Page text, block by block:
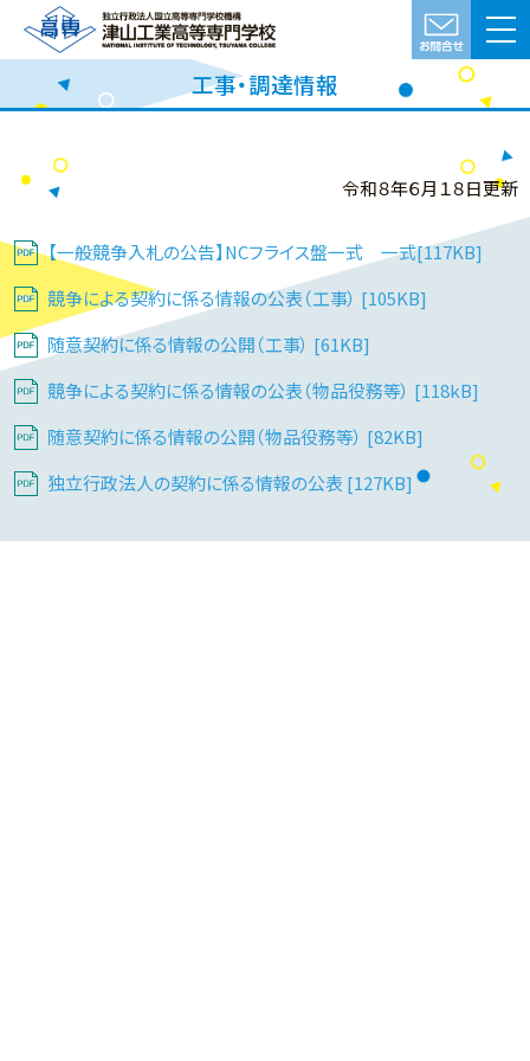
工事・調達情報
令和８年６月１８日更新
【一般競争入札の公告】NCフライス盤一式 一式[117KB]
競争による契約に係る情報の公表（工事） [105KB]
随意契約に係る情報の公開（工事） [61KB]
競争による契約に係る情報の公表（物品役務等） [118kB]
随意契約に係る情報の公開（物品役務等） [82KB]
独立行政法人の契約に係る情報の公表 [127KB]